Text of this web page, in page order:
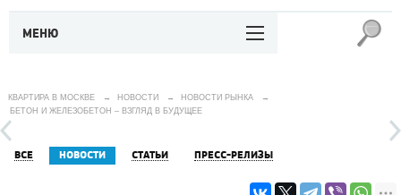
МЕНЮ
КВАРТИРА В МОСКВЕ → НОВОСТИ → НОВОСТИ РЫНКА
→
БЕТОН И ЖЕЛЕЗОБЕТОН – ВЗГЛЯД В БУДУЩЕЕ
ВСЕ НОВОСТИ СТАТЬИ ПРЕСС-РЕЛИЗЫ